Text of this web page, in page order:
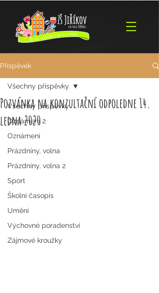
Příspěvek
Všechny příspěvky
Oznámení 2
Oznámení
Prázdniny, volna
Prázdniny, volna 2
Sport
Školní časopis
Umění
Výchovné poradenství
Zájmové kroužky
Všechny příspěvky
Pozvánka na konzultační odpoledne 14.
ledna 2020